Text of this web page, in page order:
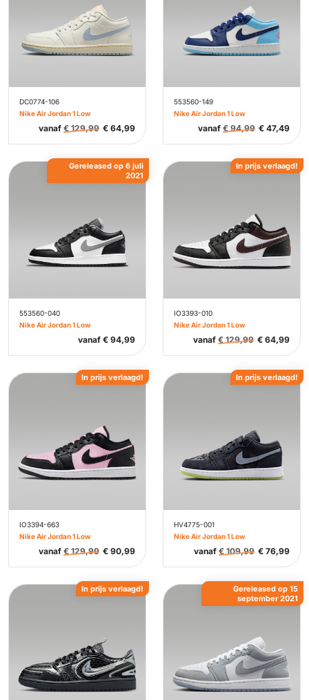
DC0774-106
Nike Air Jordan 1 Low
vanaf €129,99 € 64,99
553560-149
Nike Air Jordan 1 Low
vanaf €94,99 € 47,49
553560-040
Nike Air Jordan 1 Low
vanaf € 94,99
Gereleased op 6 juli
2021
IO3393-010
Nike Air Jordan 1 Low
vanaf €129,99 € 64,99
In prijs verlaagd!
IO3394-663
Nike Air Jordan 1 Low
vanaf €129,99 € 90,99
In prijs verlaagd!
HV4775-001
Nike Air Jordan 1 Low
vanaf €109,99 € 76,99
In prijs verlaagd!
In prijs verlaagd!
Gereleased op 15
september 2021